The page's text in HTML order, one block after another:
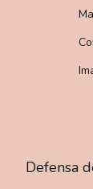
Defensa